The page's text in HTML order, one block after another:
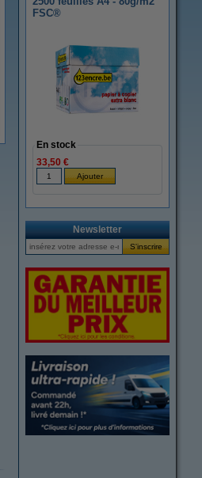
FSC®
En stock
33,50 €
Newsletter